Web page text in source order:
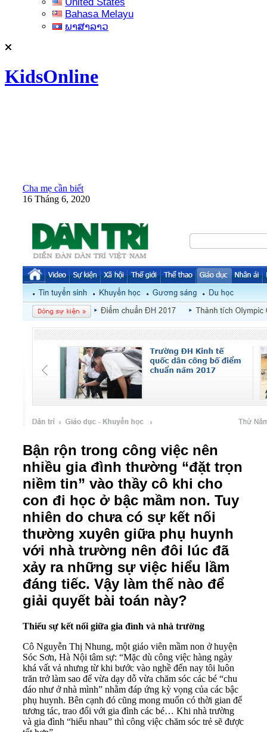
Bahasa Melayu
ພາສາລາວ
KidsOnline
Cha mẹ cần biết
16 Tháng 6, 2020
Bận rộn trong công việc nên
nhiều gia đình thường “đặt trọn
niềm tin” vào thầy cô khi cho
con đi học ở bậc mầm non. Tuy
nhiên do chưa có sự kết nối
thường xuyên giữa phụ huynh
với nhà trường nên đôi lúc đã
xảy ra những sự việc hiểu lầm
đáng tiếc. Vậy làm thế nào để
giải quyết bài toán này?
Thiếu sự kết nối giữa gia đình và nhà trường
Cô Nguyễn Thị Nhung, một giáo viên mầm non ở huyện
Sóc Sơn, Hà Nội tâm sự: “Mặc dù công việc hàng ngày
khá vất vả nhưng từ khi bước vào nghề đến nay tôi luôn
trăn trở làm sao để vừa dạy dỗ vừa chăm sóc các bé “chu
đáo như ở nhà mình” nhằm đáp ứng kỳ vọng của các bậc
phụ huynh. Bên cạnh đó cũng mong muốn có thời gian để
tương tác, trao đổi với gia đình các bé… Khi nhà trường
và gia đình “hiểu nhau” thì công việc chăm sóc trẻ sẽ được